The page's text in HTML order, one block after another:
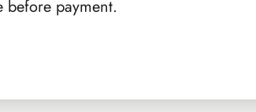
PAGINE 2+1
PAGINE 7
payment.